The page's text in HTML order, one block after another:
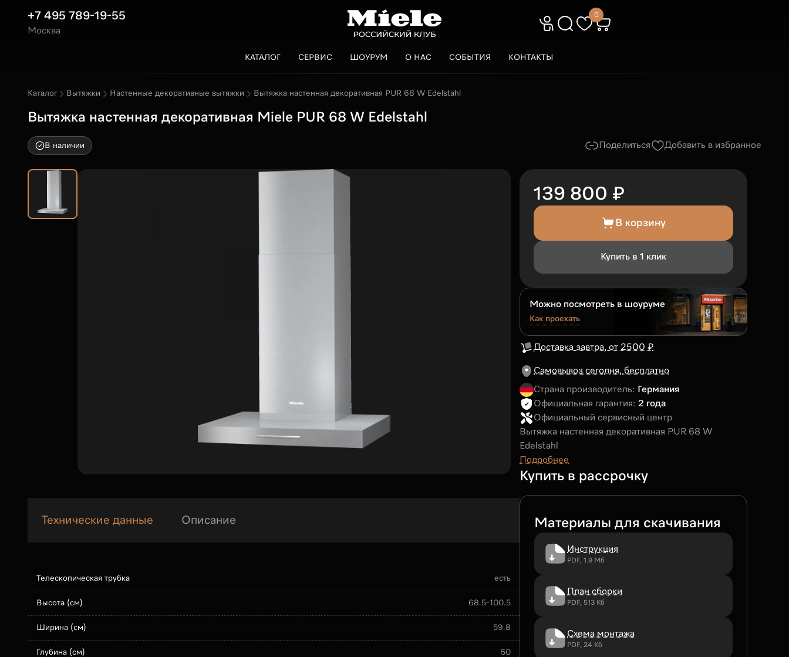
+7 495 789-19-55
Москва
0
КАТАЛОГ СЕРВИС ШОУРУМ О НАС СОБЫТИЯ КОНТАКТЫ
Каталог Вытяжки Настенные декоративные вытяжки Вытяжка настенная декоративная PUR 68 W Edelstahl
Вытяжка настенная декоративная Miele PUR 68 W Edelstahl
В наличии Поделиться Добавить в избранное
Технические данные Описание
Телескопическая трубка есть
Высота (см) 68.5-100.5
Ширина (см) 59.8
Глубина (см) 50
139 800 ₽
В корзину
Купить в 1 клик
Можно посмотреть в шоуруме
Как проехать
Доставка завтра, от 2500 ₽
Самовывоз сегодня, бесплатно
Страна производитель: Германия
Официальная гарантия: 2 года
Официальный сервисный центр
Вытяжка настенная декоративная PUR 68 W
Edelstahl
Подробнее
Купить в рассрочку
Материалы для скачивания
Инструкция
PDF, 1.9 Мб
План сборки
PDF, 513 Кб
Схема монтажа
PDF, 24 Кб